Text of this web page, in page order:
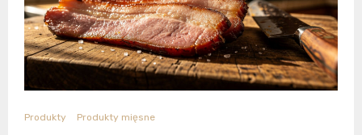
Produkty Produkty mięsne